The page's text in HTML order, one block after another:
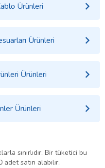
Ürünleri
Ürünleri
Ürünleri
Ürünleri
sınırlıdır. Bir tüketici bu
adet satın alabilir.